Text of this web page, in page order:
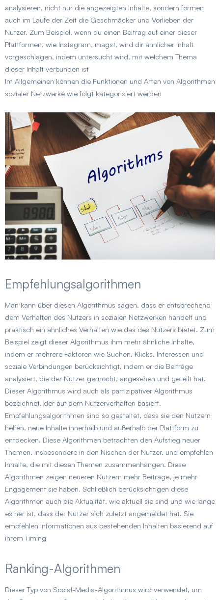
analysieren, nicht nur die angezeigten Inhalte, sondern formen
auch im Laufe der Zeit die Geschmäcker und Vorlieben der
Nutzer. Zum Beispiel, wenn du einen Beitrag auf einer dieser
Plattformen, wie Instagram, magst, wird dir ähnlicher Inhalt
vorgeschlagen, indem untersucht wird, mit welchem Thema
dieser Inhalt verbunden ist
Im Allgemeinen können die Funktionen und Arten von Algorithmen
sozialer Netzwerke wie folgt kategorisiert werden
Empfehlungsalgorithmen
Man kann über diesen Algorithmus sagen, dass er entsprechend
dem Verhalten des Nutzers in sozialen Netzwerken handelt und
praktisch ein ähnliches Verhalten wie das des Nutzers bietet. Zum
Beispiel zeigt dieser Algorithmus ihm mehr ähnliche Inhalte,
indem er mehrere Faktoren wie Suchen, Klicks, Interessen und
soziale Verbindungen berücksichtigt, indem er die Beiträge
analysiert, die der Nutzer gemocht, angesehen und geteilt hat.
Dieser Algorithmus wird auch als partizipativer Algorithmus
bezeichnet, der auf dem Nutzerverhalten basiert.
Empfehlungsalgorithmen sind so gestaltet, dass sie den Nutzern
helfen, neue Inhalte innerhalb und außerhalb der Plattform zu
entdecken. Diese Algorithmen betrachten den Aufstieg neuer
Themen, insbesondere in den Nischen der Nutzer, und empfehlen
Inhalte, die mit diesen Themen zusammenhängen. Diese
Algorithmen zeigen neueren Nutzern mehr Beiträge, je mehr
Engagement sie haben. Schließlich berücksichtigen diese
Algorithmen auch die Aktualität, wie aktuell sie sind und wie lange
es her ist, dass der Nutzer sich zuletzt angemeldet hat. Sie
empfehlen Informationen aus bestehenden Inhalten basierend auf
ihrem Timing
Ranking-Algorithmen
Dieser Typ von Social-Media-Algorithmus wird verwendet, um